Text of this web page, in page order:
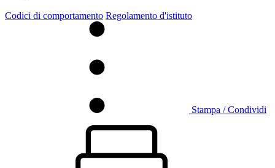
Codici di comportamento Regolamento d'istituto
Stampa / Condividi